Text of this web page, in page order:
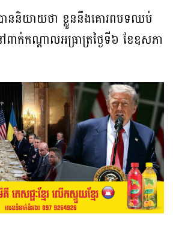
ននិយាយថា ខ្លួននឹងគោរពបទឈប់
ាក់កណ្តាលអធ្រាត្រថ្ងៃទី​​៦​ ខែឧសភា​